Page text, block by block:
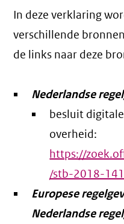
In deze verklaring
verschillende
de links naar deze
Nederlandse
besluit
overheid:
https://
/stb-2018-
Europese
Nederlandse